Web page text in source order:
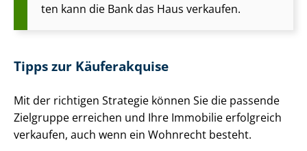
ten kann die Bank das Haus verkaufen.
Tipps zur Käuferakquise
Mit der richtigen Strategie können Sie die passende
Zielgruppe erreichen und Ihre Immobilie erfolgreich
verkaufen, auch wenn ein Wohnrecht besteht.